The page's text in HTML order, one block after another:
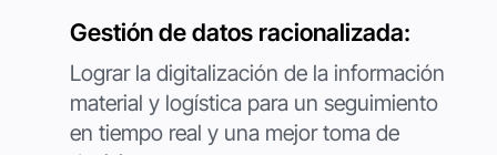
Número de teléfono
País / Región
Gestión de datos racionalizada:
Lograr la digitalización de la información
material y logística para un seguimiento
en tiempo real y una mejor toma de